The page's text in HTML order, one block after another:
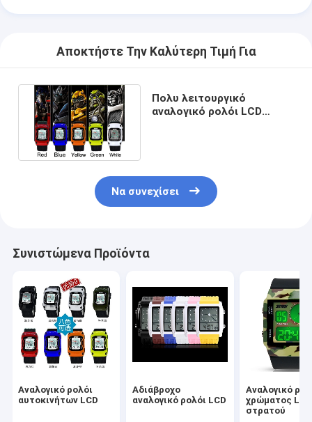
Αποκτήστε Την Καλύτερη Τιμή Για
Πολυ λειτουργικό
αναλογικό ρολόι LCD
Να συνεχίσει
Συνιστώμενα Προϊόντα
Αναλογικό ρολόι
αυτοκινήτων LCD
Αδιάβροχο
αναλογικό ρολόι LCD
Αναλογικό
χρώματος LCD
στρατού